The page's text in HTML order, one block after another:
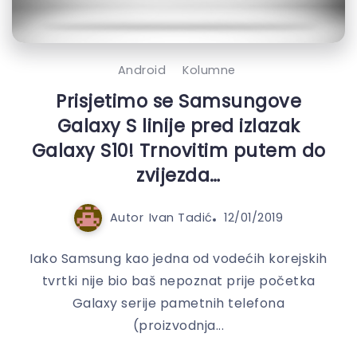
Android Kolumne
Prisjetimo se Samsungove
Galaxy S linije pred izlazak
Galaxy S10! Trnovitim putem do
zvijezda…
Autor Ivan Tadić 12/01/2019
Iako Samsung kao jedna od vodećih korejskih
tvrtki nije bio baš nepoznat prije početka
Galaxy serije pametnih telefona
(proizvodnja...